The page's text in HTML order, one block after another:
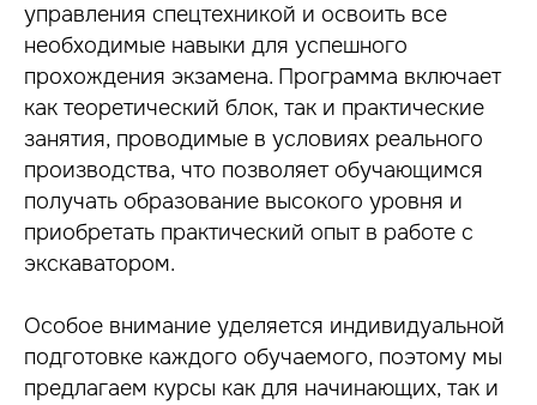
управления спецтехникой и освоить все
необходимые навыки для успешного
прохождения экзамена. Программа включает
как теоретический блок, так и практические
занятия, проводимые в условиях реального
производства, что позволяет обучающимся
получать образование высокого уровня и
приобретать практический опыт в работе с
экскаватором.
Особое внимание уделяется индивидуальной
подготовке каждого обучаемого, поэтому мы
предлагаем курсы как для начинающих, так и